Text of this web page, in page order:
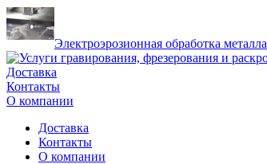
Электроэрозионная обработка металла
Доставка
Контакты
О компании
Доставка
Контакты
О компании